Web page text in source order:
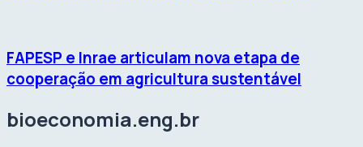
FAPESP e Inrae articulam nova etapa de
cooperação em agricultura sustentável
bioeconomia.eng.br